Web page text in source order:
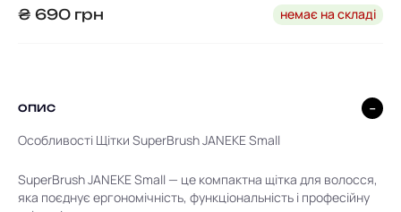
₴ 690 грн немає на складі
ОПИС
Особливості Щітки SuperBrush JANEKE Small
SuperBrush JANEKE Small — це компактна щітка для волосся,
яка поєднує ергономічність, функціональність і професійну